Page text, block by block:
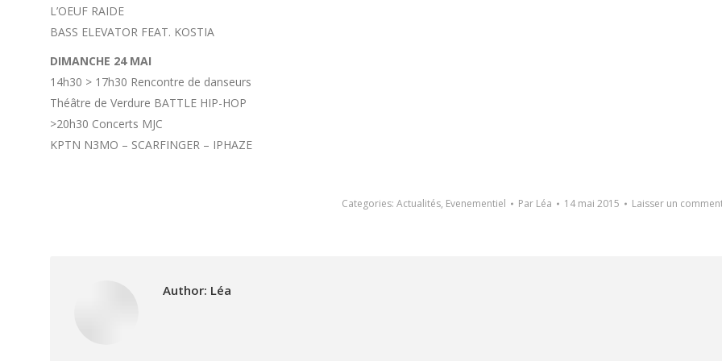
L’OEUF RAIDE
BASS ELEVATOR FEAT. KOSTIA
DIMANCHE 24 MAI
14h30 > 17h30 Rencontre de danseurs
Théâtre de Verdure BATTLE HIP-HOP
>20h30 Concerts MJC
KPTN N3MO – SCARFINGER – IPHAZE
Categories: Actualités, Evenementiel Par Léa 14 mai 2015 Laisser un
Author: Léa